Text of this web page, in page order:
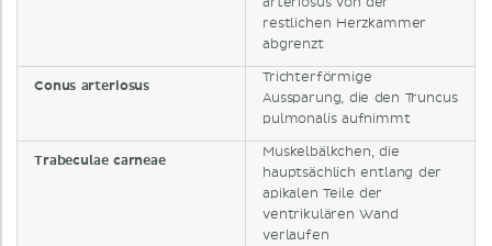
restlichen Herzkammer
abgrenzt
Conus arteriosus
Trichterförmige
Aussparung, die den Truncus
pulmonalis aufnimmt
Trabeculae carneae
Muskelbälkchen, die
hauptsächlich entlang der
apikalen Teile der
ventrikulären Wand
verlaufen